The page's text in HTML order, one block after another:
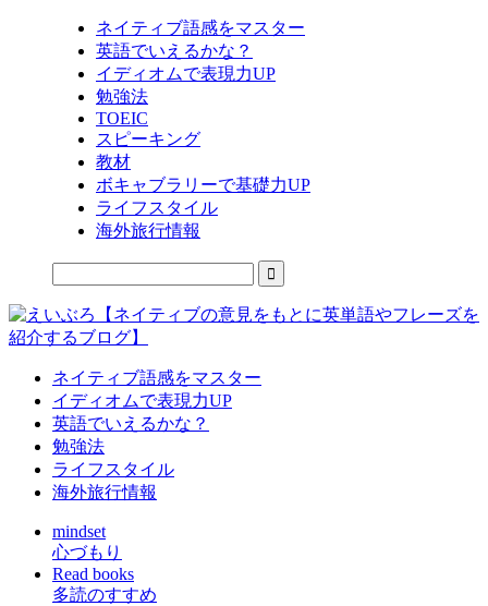
ネイティブ語感をマスター
英語でいえるかな？
イディオムで表現力UP
勉強法
TOEIC
スピーキング
教材
ボキャブラリーで基礎力UP
ライフスタイル
海外旅行情報
ネイティブ語感をマスター
イディオムで表現力UP
英語でいえるかな？
勉強法
ライフスタイル
海外旅行情報
mindset
心づもり
Read books
多読のすすめ